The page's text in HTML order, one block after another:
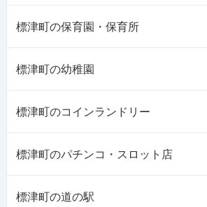
標津町の保育園・保育所
標津町の幼稚園
標津町のコインランドリー
標津町のパチンコ・スロット店
標津町の道の駅